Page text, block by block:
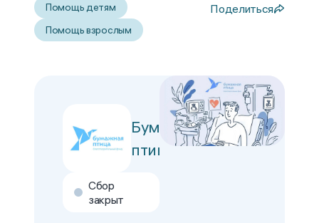
Помощь детям
Помощь взрослым
Поделиться
Бумажная
птица
Сбор
закрыт